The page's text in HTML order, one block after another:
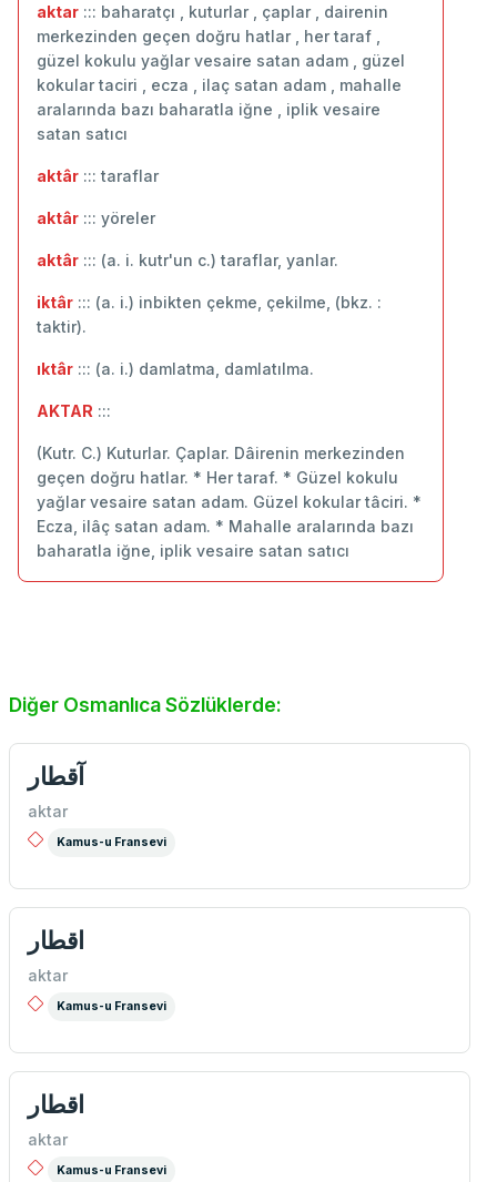
aktar ::: baharatçı , kuturlar , çaplar , dairenin
merkezinden geçen doğru hatlar , her taraf ,
güzel kokulu yağlar vesaire satan adam , güzel
kokular taciri , ecza , ilaç satan adam , mahalle
aralarında bazı baharatla iğne , iplik vesaire
satan satıcı
aktâr ::: ‬taraflar
aktâr ::: yöreler
aktâr ::: (a. i. kutr'un c.) taraflar, yanlar.
iktâr ::: (a. i.) inbikten çekme, çekilme, (bkz. :
taktir).
ıktâr ::: (a. i.) damlatma, damlatılma.
AKTAR :::
(Kutr. C.) Kuturlar. Çaplar. Dâirenin merkezinden
geçen doğru hatlar. * Her taraf. * Güzel kokulu
yağlar vesaire satan adam. Güzel kokular tâciri. *
Ecza, ilâç satan adam. * Mahalle aralarında bazı
baharatla iğne, iplik vesaire satan satıcı
Diğer Osmanlıca Sözlüklerde:
آقطار
aktar
Kamus-u Fransevi
اقطار
aktar
Kamus-u Fransevi
اقطار
aktar
Kamus-u Fransevi